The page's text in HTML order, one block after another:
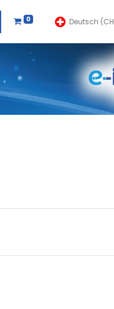
0 Deutsch